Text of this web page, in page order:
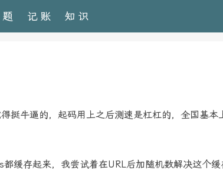
记账 知识
挺牛逼的，起码用上之后测速是杠杠的，全国基本
缓存起来，我尝试着在URL后加随机数解决这个